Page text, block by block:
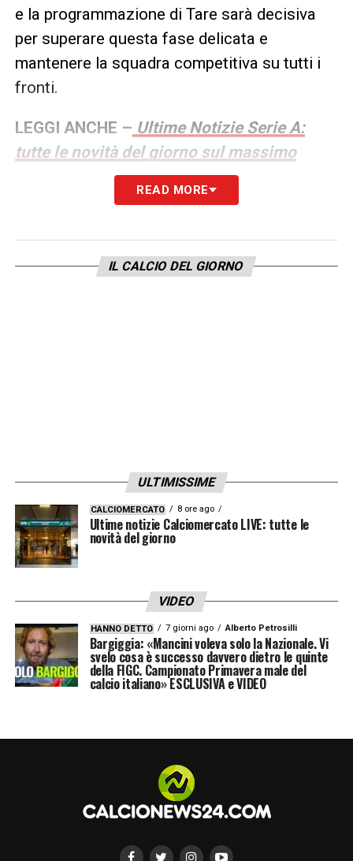
e la programmazione di Tare sarà decisiva
per superare questa fase delicata e
mantenere la squadra competitiva su tutti i
fronti.
LEGGI ANCHE – Ultime Notizie Serie A:
tutte le novità del giorno sul massimo
campionato italiano
READ MORE
IL CALCIO DEL GIORNO
ULTIMISSIME
CALCIOMERCATO 8 ore ago
Ultime notizie Calciomercato LIVE: tutte le
novità del giorno
VIDEO
HANNO DETTO 7 giorni ago Alberto Petrosilli
Bargiggia: «Mancini voleva solo la Nazionale. Vi
svelo cosa è successo davvero dietro le quinte
della FIGC. Campionato Primavera male del
calcio italiano» ESCLUSIVA e VIDEO